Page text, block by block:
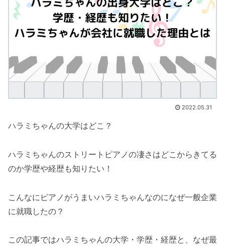
2022.05.31
ハラミちゃんの大学はどこ？
ハラミちゃんのストリートピアノの凄さはどこからきてる
のか学歴や経歴も知りたい！
こんなにピアノがうまいハラミちゃんなのになぜ一般企業
に就職したの？
この記事ではハラミちゃんの大学・学歴・経歴と、なぜ最